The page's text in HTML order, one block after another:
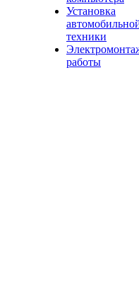
Установка
техники
работы